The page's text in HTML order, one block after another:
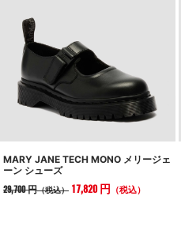
MARY JANE TECH MONO メリージェ
ーン シューズ
29,700 円（税込） 17,820 円 （税込）